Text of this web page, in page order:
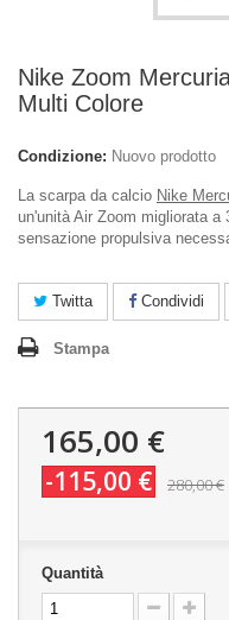
Nike Zoom
Multi Colore
Condizione: Nuovo prodotto
La scarpa da calcio Nike
un'unità Air Zoom migliorata
sensazione propulsiva
Twitta Condividi
Stampa
165,00 €
-115,00 € 280,00 €
Quantità